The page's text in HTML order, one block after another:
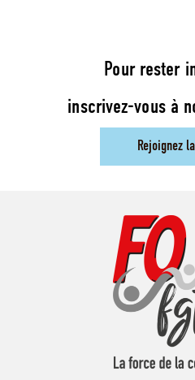
Pour rester
inscrivez-vous à
Rejoignez